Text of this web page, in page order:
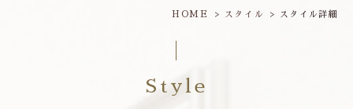
HOME スタイル スタイル詳細
Style